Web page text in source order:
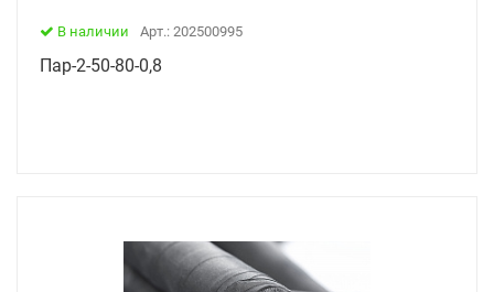
В наличии Арт.: 202500995
Пар-2-50-80-0,8